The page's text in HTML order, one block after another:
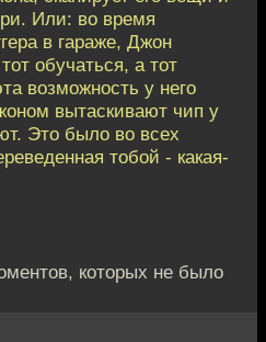
Или: во время
в гараже, Джон
обучаться, а тот
возможность у него
вытаскивают чип у
Это было во всех
тобой - какая-
которых не было